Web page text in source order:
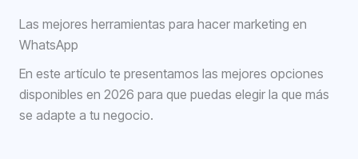
Las mejores herramientas para hacer marketing en
WhatsApp
En este artículo te presentamos las mejores opciones
disponibles en 2026 para que puedas elegir la que más
se adapte a tu negocio.